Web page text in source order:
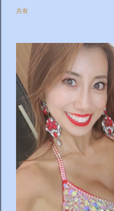
共有